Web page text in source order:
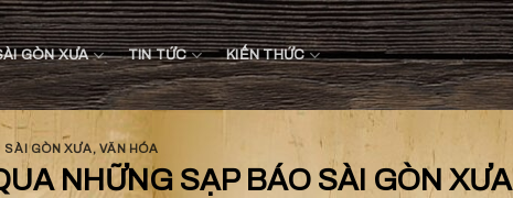
GÒN XƯA TIN TỨC KIẾN THỨC
SÀI GÒN XƯA, VĂN HÓA
NHỮNG SẠP BÁO SÀI GÒN XƯA